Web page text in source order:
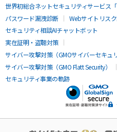
世界初総合ネットセキュリティサービス「
パスワード漏洩診断
Webサイトリス
セキュリティ相談AIチャットボット
実在証明・盗聴対策
サイバー攻撃対策（GMOサイバーセキュ
サイバー攻撃対策（GMO Flatt Security）
セキュリティ事業の軌跡